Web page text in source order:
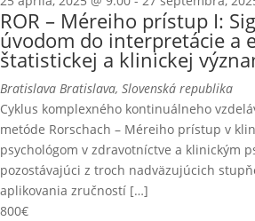
ROR – Méreiho prístup I:
úvodom do interpretácie a
štatistickej a klinickej
Bratislava Bratislava, Slovenská republika
Cyklus komplexného kontinuálneho
metóde Rorschach – Méreiho prístup v
psychológom v zdravotníctve a klinickým
pozostávajúci z troch nadväzujúcich
aplikovania zručností […]
800€